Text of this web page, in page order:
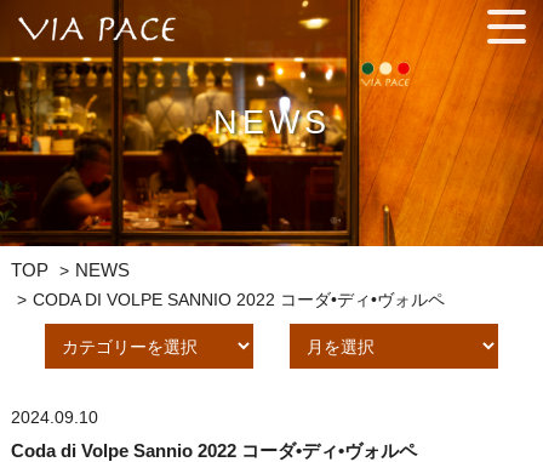
手間ひまを惜しまず、プロの技を駆使した料理と相性バッチリの
ワインを気軽に楽しんでください。
NEWS
TOP NEWS
CODA DI VOLPE SANNIO 2022 コーダ•ディ•ヴォルペ
2024.09.10
Coda di Volpe Sannio 2022 コーダ•ディ•ヴォルペ